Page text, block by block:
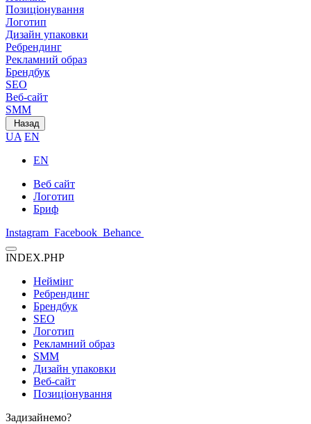
Позиціонування
Логотип
Дизайн упаковки
Ребрендинг
Рекламний образ
Брендбук
SEO
Веб-сайт
SMM
Назад
UA EN
EN
Веб сайт
Логотип
Бриф
Instagram Facebook Behance
INDEX.PHP
Неймінг
Ребрендинг
Брендбук
SEO
Логотип
Рекламний образ
SMM
Дизайн упаковки
Веб-сайт
Позиціонування
Задизайнемо?